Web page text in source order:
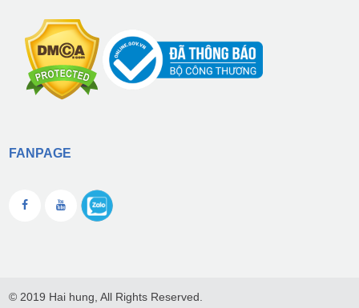
FANPAGE
© 2019 Hai hung, All Rights Reserved.